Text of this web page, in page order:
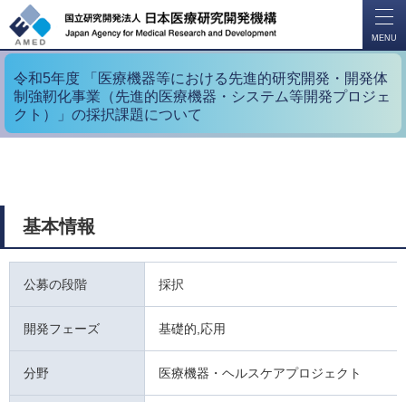
MENU
令和5年度 「医療機器等における先進的研究開発・開発体
制強靭化事業（先進的医療機器・システム等開発プロジェ
クト）」の採択課題について
基本情報
公募の段階 採択
開発フェーズ 基礎的,応用
分野 医療機器・ヘルスケアプロジェクト